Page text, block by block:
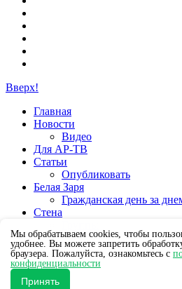
Вверх!
Главная
Новости
Видео
Для АР-ТВ
Статьи
Опубликовать
Белая Заря
Гражданская день за
Стена
Мы обрабатываем cookies, чтобы
удобнее. Вы можете запретить
браузера. Пожалуйста, ознакомьтесь с
конфиденциальности
Принять